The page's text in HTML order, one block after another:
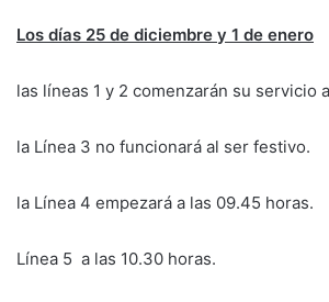
Los días 25 de diciembre y 1 de enero
las líneas 1 y 2 comenzarán su servicio
la Línea 3 no funcionará al ser festivo.
la Línea 4 empezará a las 09.45 horas.
Línea 5 a las 10.30 horas.